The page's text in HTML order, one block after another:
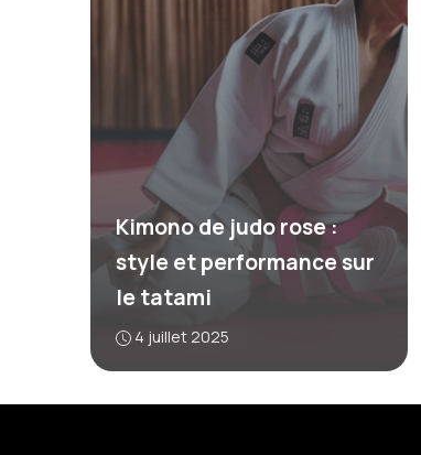
Kimono de judo rose :
style et performance sur
le tatami
4 juillet 2025